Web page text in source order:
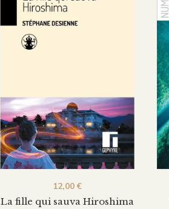
La fille qui sauva Hiroshima
12,00€